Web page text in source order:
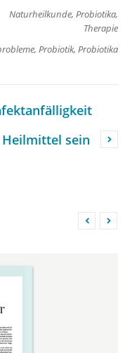
Naturheilkunde, Probiotika,
Therapie
, Probiotik, Probiotika
Heilmittel sein